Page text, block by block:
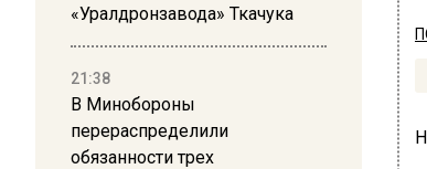
«Уралдронзавода» Ткачука
21:38
В Минобороны
перераспределили
обязанности трех